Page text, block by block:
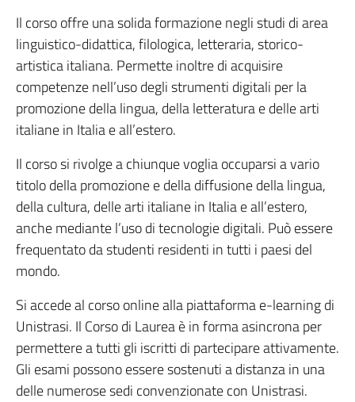
Il corso offre una solida formazione negli studi di area
linguistico-didattica, filologica, letteraria, storico-
artistica italiana. Permette inoltre di acquisire
competenze nell’uso degli strumenti digitali per la
promozione della lingua, della letteratura e delle arti
italiane in Italia e all’estero.
Il corso si rivolge a chiunque voglia occuparsi a vario
titolo della promozione e della diffusione della lingua,
della cultura, delle arti italiane in Italia e all’estero,
anche mediante l’uso di tecnologie digitali. Può essere
frequentato da studenti residenti in tutti i paesi del
mondo.
Si accede al corso online alla piattaforma e-learning di
Unistrasi. Il Corso di Laurea è in forma asincrona per
permettere a tutti gli iscritti di partecipare attivamente.
Gli esami possono essere sostenuti a distanza in una
delle numerose sedi convenzionate con Unistrasi.